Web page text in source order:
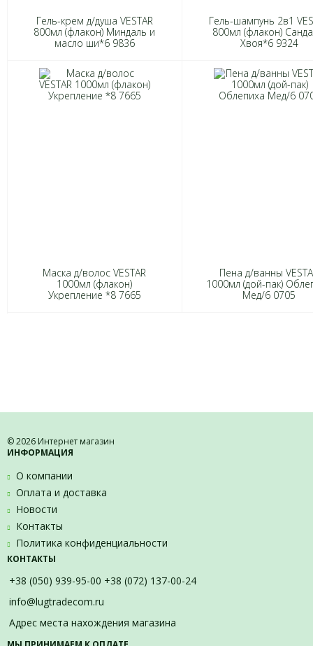
Гель-крем д/душа VESTAR
800мл (флакон) Миндаль и
масло ши*6 9836
Гель-шампунь 2в1
800мл (флакон)
Хвоя*6 9324
Маска д/волос VESTAR
1000мл (флакон)
Укрепление *8 7665
Пена д/ванны
1000мл (дой-пак)
Мед/6 0705
© 2026 Интернет магазин
ИНФОРМАЦИЯ
О компании
Оплата и доставка
Новости
Контакты
Политика конфиденциальности
КОНТАКТЫ
+38 (050) 939-95-00 +38 (072) 137-00-24
info@lugtradecom.ru
Адрес места нахождения магазина